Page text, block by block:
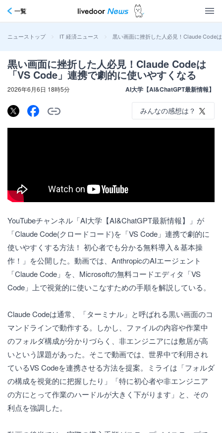
一覧
ニューストップ > IT 経済ニュース > 黒い画面に挫折した人必見！Claude Code
黒い画面に挫折した人必見！Claude Codeは
「VS Code」連携で劇的に使いやすくなる
2026年6月6日 18時5分 AI大学【AI&ChatGPT最新情報】
みんなの感想は？
YouTubeチャンネル「AI大学【AI&ChatGPT最新情報】」が
「Claude Code(クロードコード)を「VS Code」連携で劇的に
使いやすくする方法！ 初心者でも分かる無料導入＆基本操
作！」を公開した。動画では、AnthropicのAIエージェント
「Claude Code」を、Microsoftの無料コードエディタ「VS
Code」上で視覚的に使いこなすための手順を解説している。
Claude Codeは通常、「ターミナル」と呼ばれる黒い画面のコ
マンドラインで動作する。しかし、ファイルの内容や作業中
のフォルダ構成が分かりづらく、非エンジニアには敷居が高
いという課題があった。そこで動画では、世界中で利用され
ているVS Codeを連携させる方法を提案。ミライは「フォルダ
の構成を視覚的に把握したり」「特に初心者や非エンジニア
の方にとって作業のハードルが大きく下がります」と、その
利点を強調した。